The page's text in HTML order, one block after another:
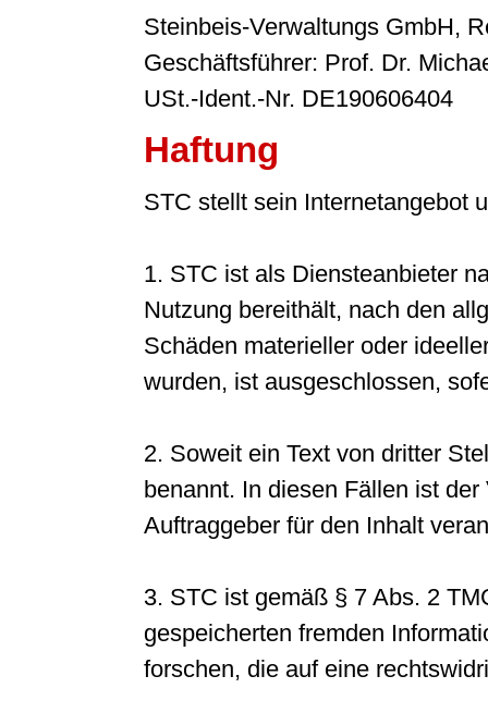
Steinbeis-Verwaltungs GmbH,
Geschäftsführer: Prof. Dr.
USt.-Ident.-Nr. DE190606404
Haftung
STC stellt sein Internetangebot
1. STC ist als Diensteanbieter
Nutzung bereithält, nach den
Schäden materieller oder
wurden, ist ausgeschlossen,
2. Soweit ein Text von dritter
benannt. In diesen Fällen ist
Auftraggeber für den Inhalt
3. STC ist gemäß § 7 Abs. 2
gespeicherten fremden
forschen, die auf eine